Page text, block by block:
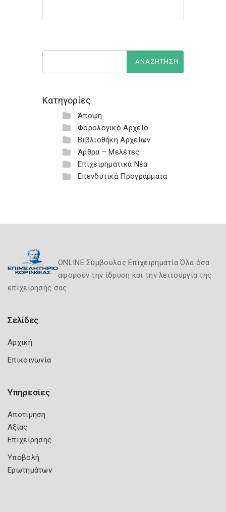
Κατηγορίες
Άποψη
Φορολογικό Αρχείο
Βιβλιοθήκη Αρχείων
Άρθρα – Μελέτες
Επιχειρηματικά Νέα
Επενδυτικά Προγράμματα
ONLINE Σύμβουλος Επιχειρηματία Όλα όσα
αφορούν την ίδρυση και την λειτουργία της
επιχείρησής σας.
Σελίδες
Αρχική
Επικοινωνία
Υπηρεσίες
Αποτίμηση
Αξίας
Επιχείρησης
Υποβολή
Ερωτημάτων